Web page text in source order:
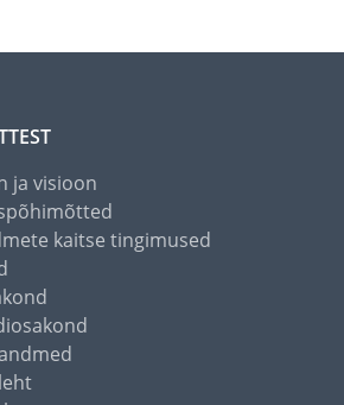
ja visioon
kaitse tingimused